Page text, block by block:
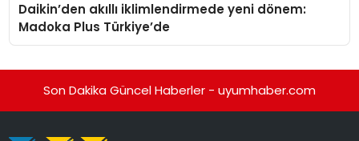
Daikin’den akıllı iklimlendirmede yeni dönem:
Madoka Plus Türkiye’de
Son Dakika Güncel Haberler - uyumhaber.com